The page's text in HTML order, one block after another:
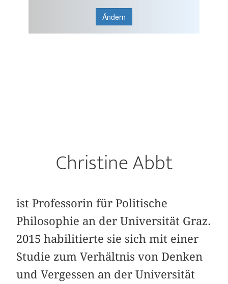
Ändern
Christine Abbt
ist Professorin für Politische
Philosophie an der Universität Graz.
2015 habilitierte sie sich mit einer
Studie zum Verhältnis von Denken
und Vergessen an der Universität